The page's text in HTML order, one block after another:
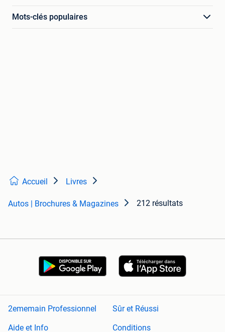
Mots-clés populaires
Accueil Livres
Autos | Brochures & Magazines 212 résultats
2ememain Professionnel
Sûr et Réussi
Aide et Info
Conditions